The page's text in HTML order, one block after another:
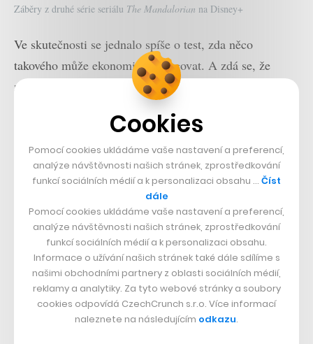
Záběry z druhé série seriálu The Mandalorian na Disney+
Ve skutečnosti se jednalo spíše o test, zda něco
takového může ekonomicky fungovat. A zdá se, že
může. Konkrétní čísla
Mulanu, za jehož zhlédnutí si
uživatelé Disney+ museli zaplatit třicet dolarů navíc ke
standardnímu předplatnému, nejsou známá. Poměrně
široce se tak diskutovalo, jestli film uspěl, nebo ne, a co
by to mohlo znamenat.
ÚspěchMulanu, který v kinech vydělal jen přibližně 67
milionů dolarů, stále není zřejmý, studio se ale
každopádně rozhodlo na streamovací službu exkluzivně
poslat i další tituly. Prvním bude očekávaný animovaný
blockbuster od PixaruDuše, ještě nedávno plánovaný
pro klasickou premiéru v kinech. Nakonec se 25.
Cookies
Pomocí cookies ukládáme vaše nastavení a preferencí,
analýze návštěvnosti našich stránek, zprostředkování
funkcí sociálních médií a k personalizaci obsahu … Číst
dále
Pomocí cookies ukládáme vaše nastavení a preferencí,
analýze návštěvnosti našich stránek, zprostředkování
funkcí sociálních médií a k personalizaci obsahu.
Informace o užívání našich stránek také dále sdílíme s
našimi obchodními partnery z oblasti sociálních médií,
reklamy a analytiky. Za tyto webové stránky a soubory
cookies odpovídá CzechCrunch s.r.o. Více informací
naleznete na následujícím odkazu.